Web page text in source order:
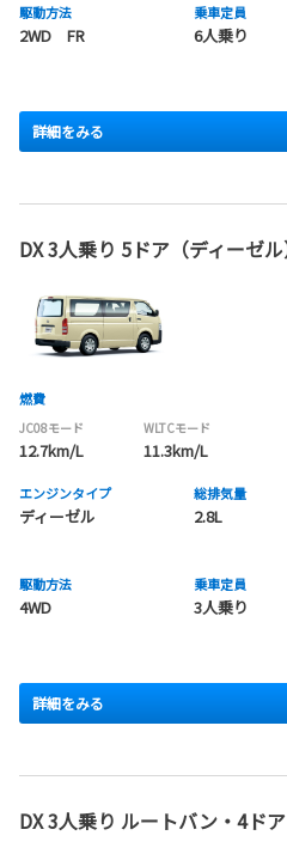
駆動方法
2WD FR
乗車定員
6人乗り
詳細をみる
DX 3人乗り 5ドア（ディーゼル
燃費
JC08モード
12.7km/L
WLTCモード
11.3km/L
エンジンタイプ
ディーゼル
総排気量
2.8L
駆動方法
4WD
乗車定員
3人乗り
詳細をみる
DX 3人乗り ルートバン・4ドア